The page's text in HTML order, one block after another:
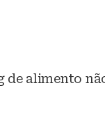
de alimento